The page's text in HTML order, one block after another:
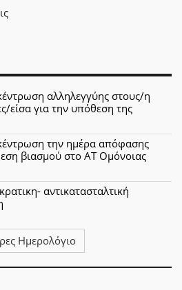
αλληλεγγύης στους/η
είσα για την υπόθεση της
την ημέρα απόφασης
βιασμού στο ΑΤ Ομόνοιας
αντικατασταλτική
Ημερολόγιο